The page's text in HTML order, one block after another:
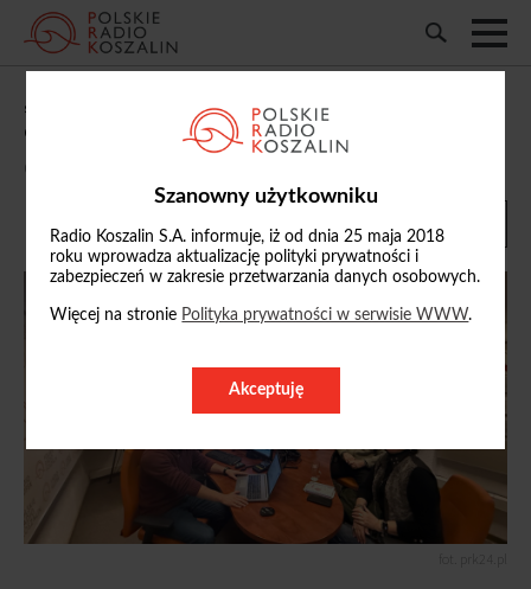
Szanowny użytkowniku
Radio Koszalin S.A. informuje, iż od dnia 25 maja 2018
roku wprowadza aktualizację polityki prywatności i
zabezpieczeń w zakresie przetwarzania danych osobowych.
Więcej na stronie Polityka prywatności w serwisie WWW.
Akceptuję
„Samorządowe Potyczki” m.in. o
odśnieżaniu Słupska
09/01/2026, 11:38